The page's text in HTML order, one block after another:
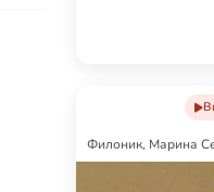
Филоник, Марина